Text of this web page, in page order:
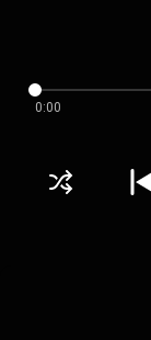
0:00